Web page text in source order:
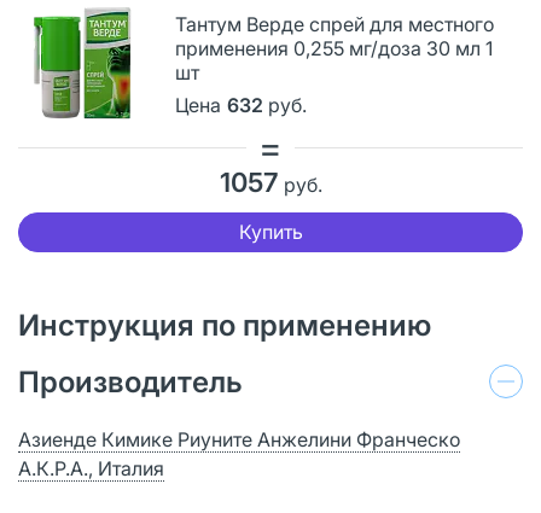
Тантум Верде спрей для местного
применения 0,255 мг/доза 30 мл 1
шт
Цена 632 руб.
=
1057 руб.
Купить
Инструкция по применению
Производитель
Азиенде Кимике Риуните Анжелини Франческо
А.К.Р.А., Италия